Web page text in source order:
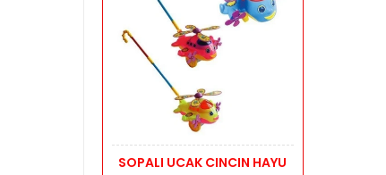
SOPALI UCAK CINCIN HAYU